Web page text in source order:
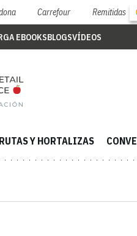
Carrefour Remitidas
EBOOKSBLOGSVÍDEOS
Y HORTALIZAS